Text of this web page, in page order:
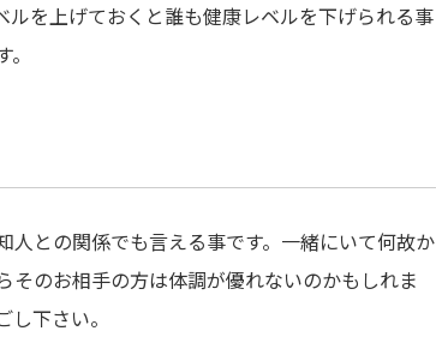
を上げておくと誰も健康レベルを下げられる事
との関係でも言える事です。一緒にいて何故か
のお相手の方は体調が優れないのかもしれま
下さい。